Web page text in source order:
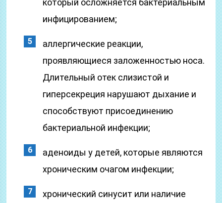
который осложняется бактериальным
инфицированием;
аллергические реакции,
проявляющиеся заложенностью носа.
Длительный отек слизистой и
гиперсекреция нарушают дыхание и
способствуют присоединению
бактериальной инфекции;
аденоиды у детей, которые являются
хроническим очагом инфекции;
хронический синусит или наличие